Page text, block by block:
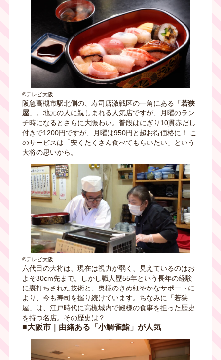
©テレビ大阪
阪急高槻市駅北側の、寿司店激戦区の一角にある「若狭
屋」。地元の人に親しまれる人気店ですが、月曜のラン
チ時になるとさらに大賑わい。普段はにぎり10貫赤だし
付きで1200円ですが、月曜は950円と超お得価格に！ こ
のサービスは「安くたくさん食べてもらいたい」という
大将の思いから。
©テレビ大阪
六代目の大将は、現在は視力が弱く、見えているのはお
よそ30cm先まで。しかし職人歴55年という長年の経験
に裏打ちされた技術と、奥様のきめ細やかなサポートに
より、今も寿司を握り続けています。ちなみに「若狭
屋」は、江戸時代に高槻城内で殿様の食事を担った歴史
を持つ名店。その歴史は？
■大阪市｜由緒ある「小鯛雀鮨」が人気